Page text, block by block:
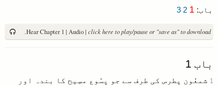
باب:
1
2
3
Hear Chapter 1 | Audio | click here to play/pause or "save as" to download.
باب
1 شمعُون پطرس کی طرف سے جو یِسُوع مسِیح کا بندہ اور